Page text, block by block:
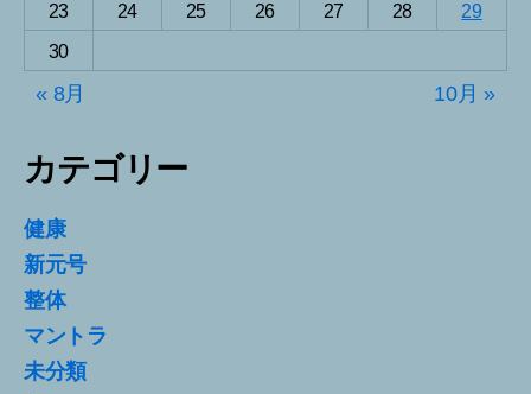
23
24 25 26 27 28
29
30
« 8月 10月 »
カテゴリー
健康
新元号
整体
マントラ
未分類